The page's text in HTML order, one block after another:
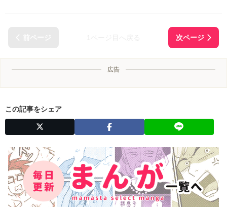
広告
この記事をシェア